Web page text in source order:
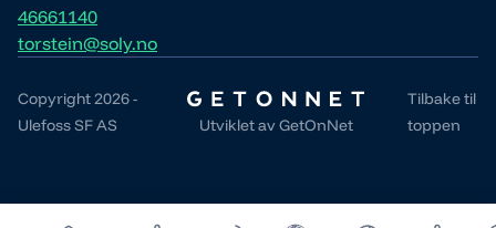
46661140
torstein@soly.no
Copyright 2026 -
Ulefoss SF AS
Utviklet avGetOnNet
Tilbake til
toppen